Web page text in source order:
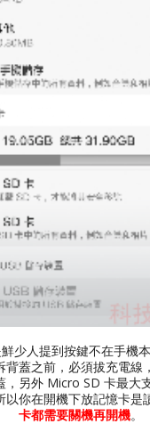
少人提到按鍵不在手機
背蓋之前，必須拔充電線
，另外 Micro SD 卡最大
你在開機下放記憶卡是
卡都需要關機再開機。